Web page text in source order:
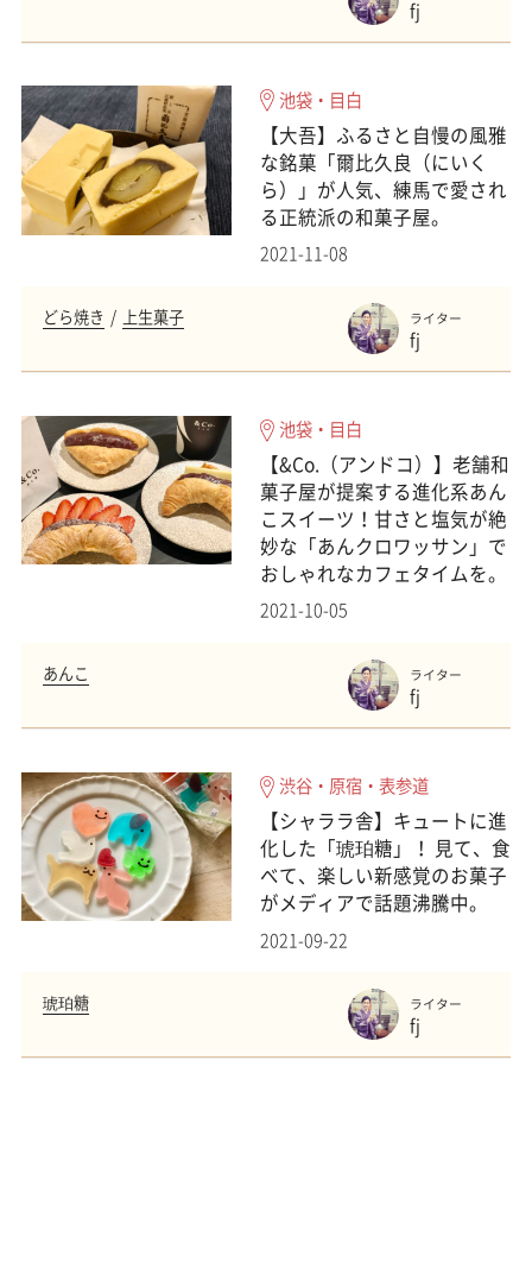
fj
池袋・目白
【大吾】ふるさと自慢の風雅
な銘菓「爾比久良（にいく
ら）」が人気、練馬で愛され
る正統派の和菓子屋。
2021-11-08
どら焼き 上生菓子 ライター
fj
池袋・目白
【&Co.（アンドコ）】老舗和
菓子屋が提案する進化系あん
こスイーツ！甘さと塩気が絶
妙な「あんクロワッサン」で
おしゃれなカフェタイムを。
2021-10-05
あんこ ライター
fj
渋谷・原宿・表参道
【シャララ舎】キュートに進
化した「琥珀糖」！ 見て、食
べて、楽しい新感覚のお菓子
がメディアで話題沸騰中。
2021-09-22
琥珀糖 ライター
fj